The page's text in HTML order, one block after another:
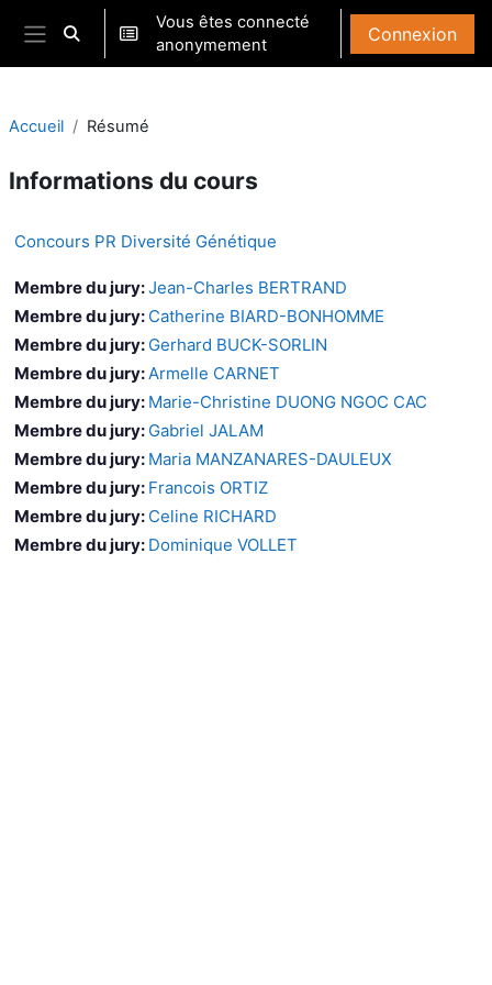
Passer au contenu principal
Panneau latéral
Activer/désactiver la saisie de recherche
Vous êtes connecté
anonymement
Connexion
Accueil Résumé
Informations du cours
Concours PR Diversité Génétique
Membre du jury:Jean-Charles BERTRAND
Membre du jury: Catherine BIARD-BONHOMME
Membre du jury: Gerhard BUCK-SORLIN
Membre du jury: Armelle CARNET
Membre du jury: Marie-Christine DUONG NGOC CAC
Membre du jury: Gabriel JALAM
Membre du jury: Maria MANZANARES-DAULEUX
Membre du jury: Francois ORTIZ
Membre du jury: Celine RICHARD
Membre du jury: Dominique VOLLET